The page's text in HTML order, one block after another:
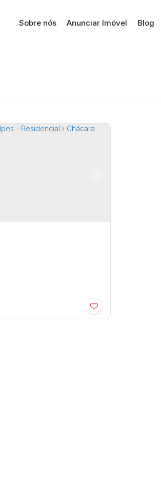
Blog
Anunciar Imóvel
Sobre nós